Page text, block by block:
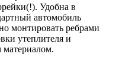
Удобна в
автомобиль
монтировать ребрами
утеплителя и
материалом.